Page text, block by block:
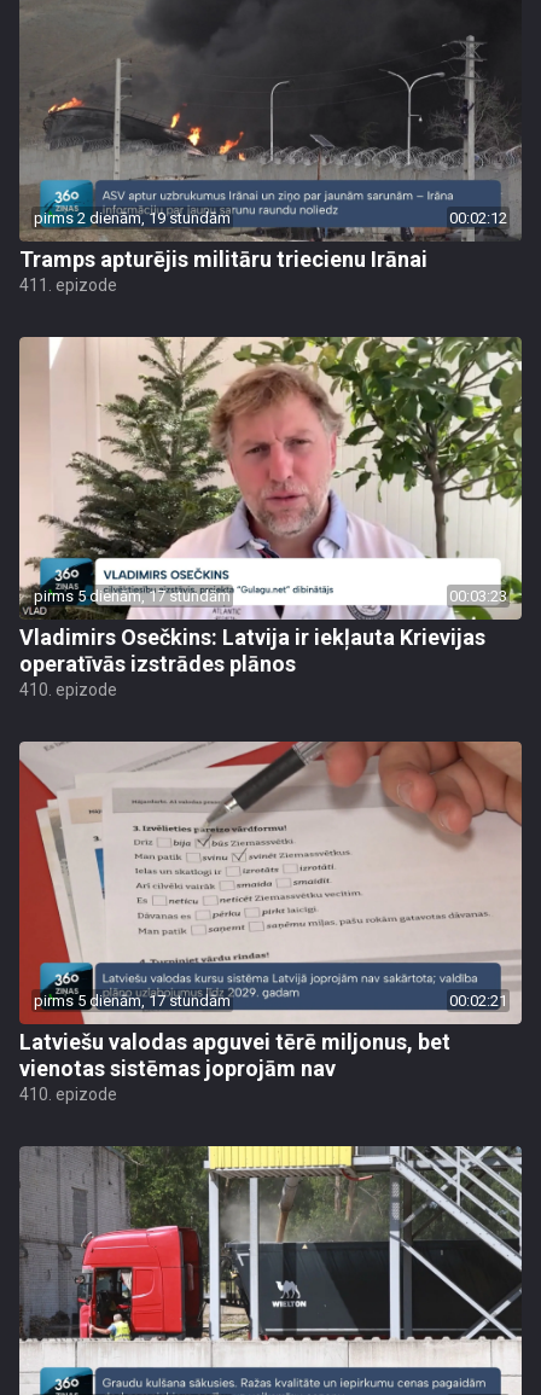
pirms 2 dienām, 19 stundām 00:02:12
Tramps apturējis militāru triecienu Irānai
411. epizode
pirms 5 dienām, 17 stundām 00:03:23
Vladimirs Osečkins: Latvija ir iekļauta Krievijas
operatīvās izstrādes plānos
410. epizode
pirms 5 dienām, 17 stundām 00:02:21
Latviešu valodas apguvei tērē miljonus, bet
vienotas sistēmas joprojām nav
410. epizode